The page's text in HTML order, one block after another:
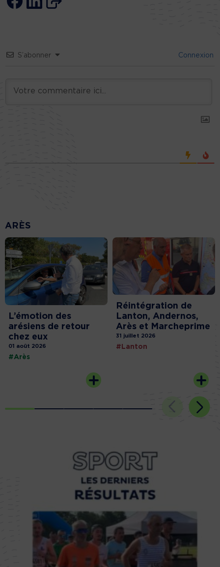
S’abonner Connexion
ARÈS
L’émotion des
arésiens de retour
chez eux
01 août 2026
#Arès
Réintégration de
Lanton, Andernos,
Arès et Marcheprime
31 juillet 2026
#Lanton